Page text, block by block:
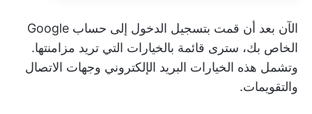
الآن بعد أن قمت بتسجيل الدخول إلى حساب Google
الخاص بك، سترى قائمة بالخيارات التي تريد مزامنتها.
وتشمل هذه الخيارات البريد الإلكتروني وجهات الاتصال
والتقويمات.